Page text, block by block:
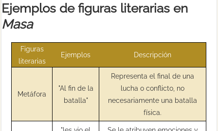
Ejemplos de figuras literarias en
Masa
Figuras
literarias
Ejemplos Descripción
Metáfora
"Al fin de la
batalla"
Representa el final de una
lucha o conflicto, no
necesariamente una batalla
física.